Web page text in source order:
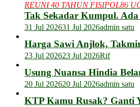
REUNI 40 TAHUN FISIPOL86
Tak Sekadar Kumpul.
31 Jul 202631 Jul 2026admin satu
Harga Sawi Anjlok,
23 Jul 202623 Jul 2026Rif
Usung Nuansa Hindia
20 Jul 202620 Jul 2026admin satu
KTP Kamu Rusak? Ganti